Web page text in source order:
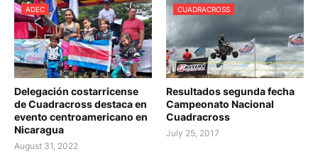
ADEC
Delegación costarricense
de Cuadracross destaca en
evento centroamericano en
Nicaragua
August 31, 2022
CUADRACROSS
Resultados segunda fecha
Campeonato Nacional
Cuadracross
July 25, 2017